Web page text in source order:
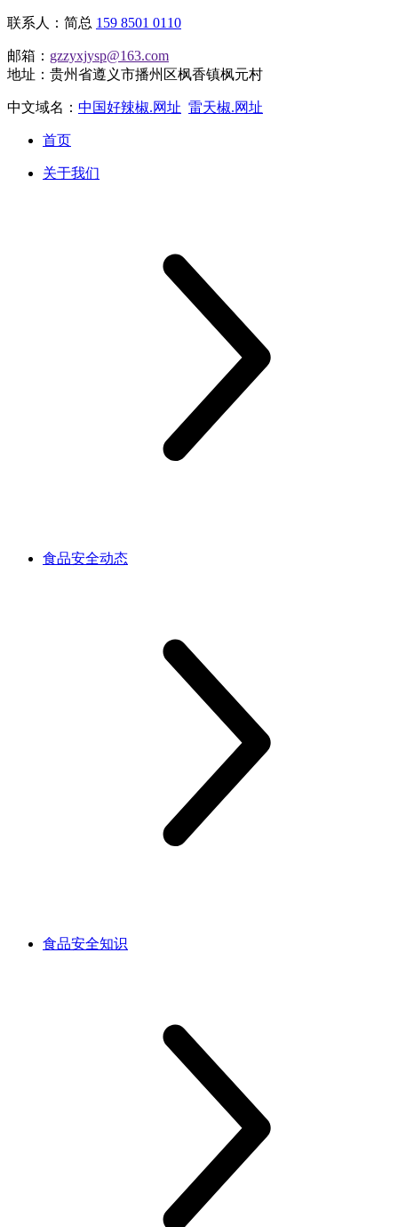
联系人：简总 159 8501 0110
邮箱： gzzyxjysp@163.com
地址：贵州省遵义市播州区枫香镇枫元村
中文域名： 中国好辣椒.网址 雷天椒.网址
首页
关于我们
食品安全动态
食品安全知识